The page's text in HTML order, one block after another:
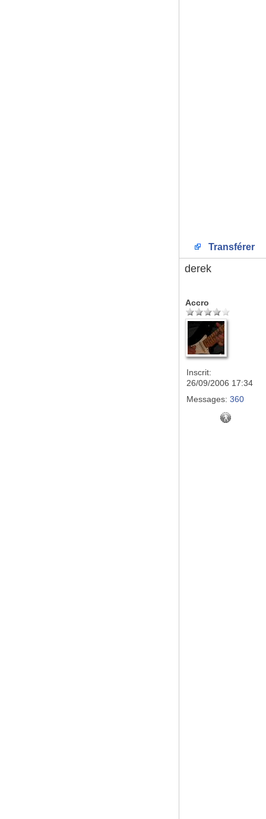
Transférer
derek
Accro
Inscrit:
26/09/2006 17:34
Messages: 360